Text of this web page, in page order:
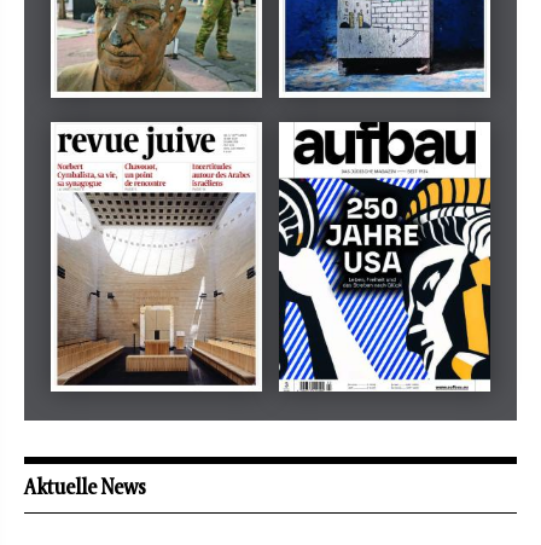
Dezember 2024
tachles
März 2026
Beilage
revue juive aufbau
Aktuelle News